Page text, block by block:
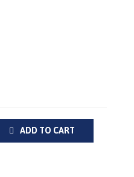
ADD TO CART